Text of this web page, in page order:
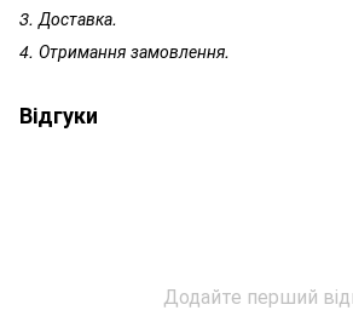
3. Доставка.
4. Отримання замовлення.
Відгуки
Додайте перший